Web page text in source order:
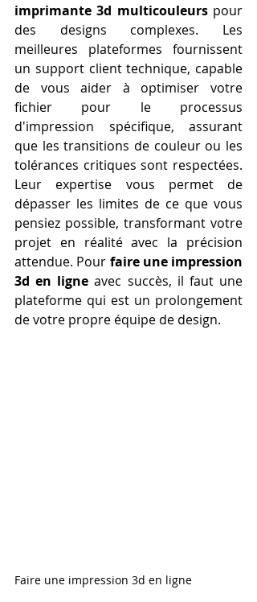
imprimante 3d multicouleurs pour
des designs complexes. Les
meilleures plateformes fournissent
un support client technique, capable
de vous aider à optimiser votre
fichier pour le processus
d'impression spécifique, assurant
que les transitions de couleur ou les
tolérances critiques sont respectées.
Leur expertise vous permet de
dépasser les limites de ce que vous
pensiez possible, transformant votre
projet en réalité avec la précision
attendue. Pour faire une impression
3d en ligne avec succès, il faut une
plateforme qui est un prolongement
de votre propre équipe de design.
Faire une impression 3d en ligne